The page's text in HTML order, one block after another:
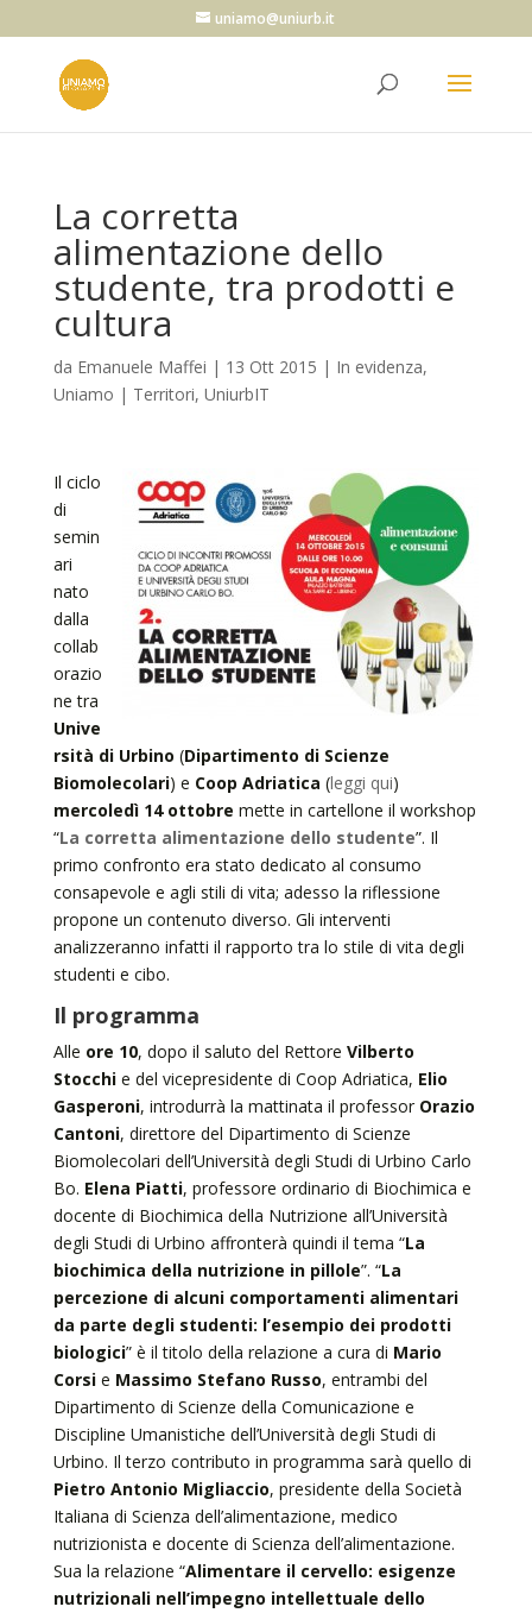
uniamo@uniurb.it
La corretta
alimentazione dello
studente, tra prodotti e
cultura
da Emanuele Maffei | 13 Ott 2015 | In evidenza,
Uniamo | Territori, UniurbIT
Il ciclo
di
semin
ari
nato
dalla
collab
orazio
ne tra
Unive
rsità di Urbino (Dipartimento di Scienze
Biomolecolari) e Coop Adriatica (leggi qui)
mercoledì 14 ottobre mette in cartellone il workshop
“La corretta alimentazione dello studente”. Il
primo confronto era stato dedicato al consumo
consapevole e agli stili di vita; adesso la riflessione
propone un contenuto diverso. Gli interventi
analizzeranno infatti il rapporto tra lo stile di vita degli
studenti e cibo.
Il programma
Alle ore 10, dopo il saluto del Rettore Vilberto
Stocchie del vicepresidente di Coop Adriatica, Elio
Gasperoni, introdurrà la mattinata il professor Orazio
Cantoni, direttore del Dipartimento di Scienze
Biomolecolari dell’Università degli Studi di Urbino Carlo
Bo. Elena Piatti, professore ordinario di Biochimica e
docente di Biochimica della Nutrizione all’Università
degli Studi di Urbino affronterà quindi il tema “La
biochimica della nutrizione in pillole”. “La
percezione di alcuni comportamenti alimentari
da parte degli studenti: l’esempio dei prodotti
biologici” è il titolo della relazione a cura di Mario
Corsie Massimo Stefano Russo, entrambi del
Dipartimento di Scienze della Comunicazione e
Discipline Umanistiche dell’Università degli Studi di
Urbino. Il terzo contributo in programma sarà quello di
Pietro Antonio Migliaccio, presidente della Società
Italiana di Scienza dell’alimentazione, medico
nutrizionista e docente di Scienza dell’alimentazione.
Sua la relazione “Alimentare il cervello: esigenze
nutrizionali nell’impegno intellettuale dello